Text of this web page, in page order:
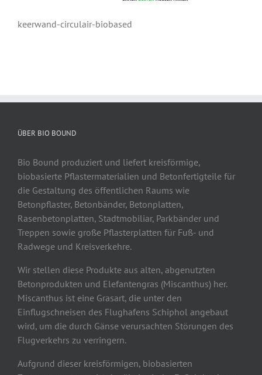
keerwand-circulair-biobased
ÜBER BIO BOUND
Bio Bound produziert und liefert kreisförmige,
biobasierte Pflastermaterialien und Betonfertigteile für
die Gestaltung des öffentlichen Raums wie
Betonpflaster, Betonbänder, Betonplatten,
Rasenbetonplatten, Stadtmobiliar, Parkbänder und
Treppen sowie große Pflasterplatten für Fuß- und
Radwege und Kreisverkehre.
Wir stellen diese Produkte aus alten, abgenutzten
Betonprodukten und Elefantengras (Miscanthus) her.
Miscanthus ist eine Grasart, die unter den
Einflugschneisen des Flughafens Schiphol angebaut
wird, um die durch Gänse verursachten Störungen des
Flugverkehrs zu verringern.
Aufgrund dieser kreisförmigen, biobasierten